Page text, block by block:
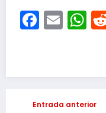
Entrada anterior